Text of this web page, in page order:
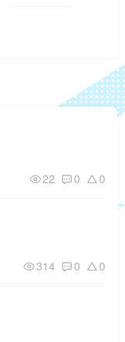
22 0 0
314 0 0